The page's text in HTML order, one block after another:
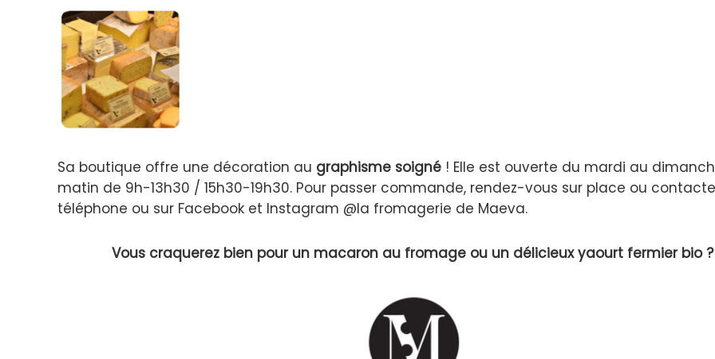
Sa boutique offre une décoration au graphisme soigné ! Elle est ouverte du mardi au
matin de 9h-13h30 / 15h30-19h30. Pour passer commande, rendez-vous sur place ou
téléphone ou sur Facebook et Instagram @la fromagerie de Maeva.
Vous craquerez bien pour un macaron au fromage ou un délicieux yaourt fermier bio ?